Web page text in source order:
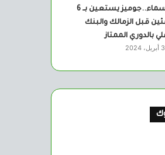
بالأسماء..جوميز يستعين بــ 6
قبل الزمالك والبنك
بالدوري الممتاز
2024